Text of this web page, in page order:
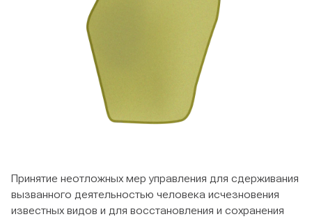
Принятие неотложных мер управления для сдерживания
вызванного деятельностью человека исчезновения
известных видов и для восстановления и сохранения